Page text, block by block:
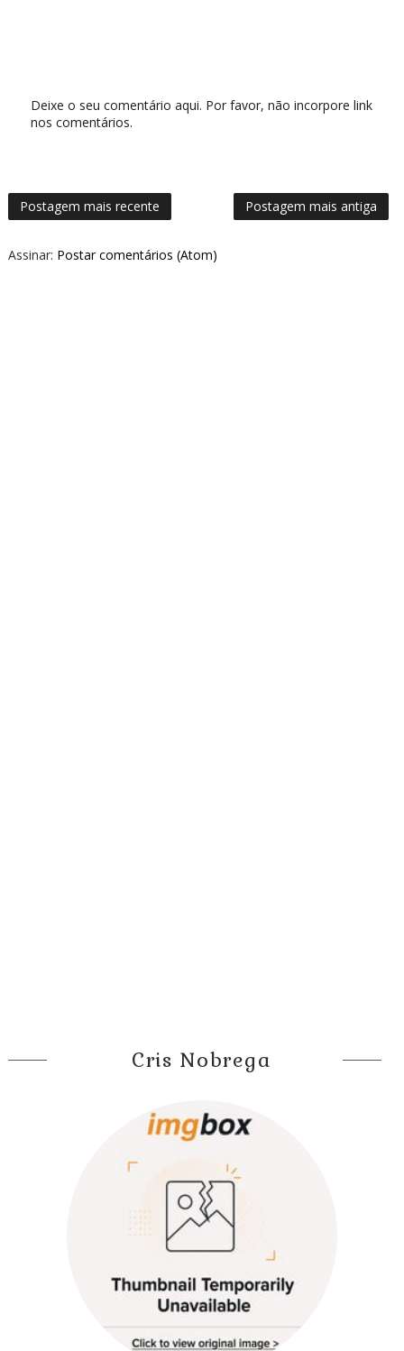
Deixe o seu comentário aqui. Por favor, não incorpore link
nos comentários.
Postagem mais recente Postagem mais antiga
Assinar: Postar comentários (Atom)
Cris Nobrega